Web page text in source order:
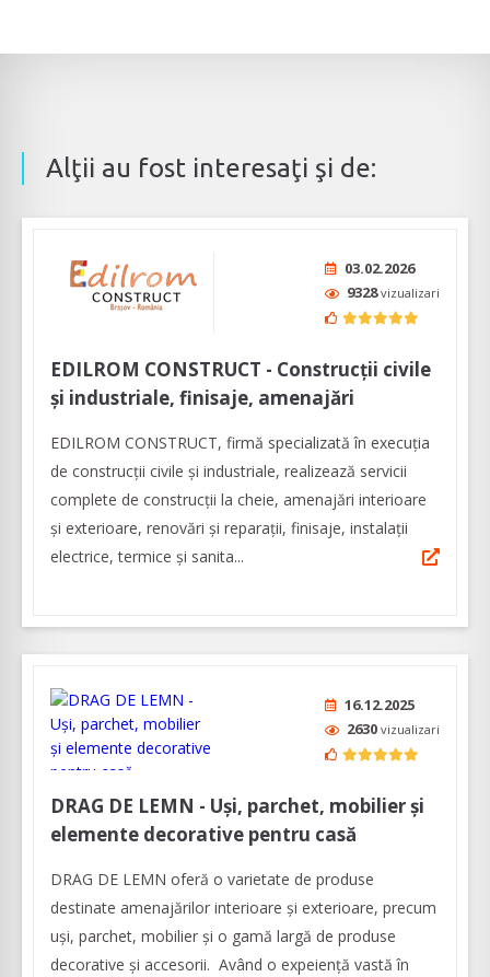
Alţii au fost interesaţi şi de:
03.02.2026
9328vizualizari
EDILROM CONSTRUCT - Construcții civile
și industriale, finisaje, amenajări
EDILROM CONSTRUCT, firmă specializată în execuția
de construcții civile și industriale, realizează servicii
complete de construcții la cheie, amenajări interioare
şi exterioare, renovări şi reparaţii, finisaje, instalaţii
electrice, termice şi sanita...
16.12.2025
2630 vizualizari
DRAG DE LEMN - Uşi, parchet, mobilier şi
elemente decorative pentru casă
DRAG DE LEMN oferă o varietate de produse
destinate amenajărilor interioare şi exterioare, precum
uşi, parchet, mobilier şi o gamă largă de produse
decorative şi accesorii. Având o expeienţă vastă în